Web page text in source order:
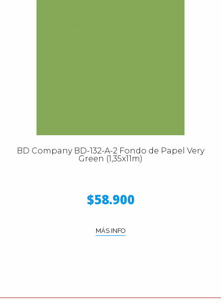
BD Company BD-132-A-2 Fondo de Papel Very
Green (1,35x11m)
$58.900
MÁS INFO